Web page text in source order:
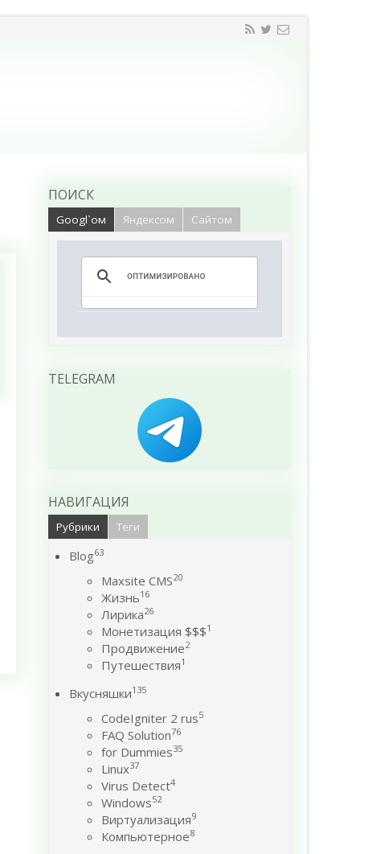
ПОИСК
Googl`ом Яндексом Сайтом
TELEGRAM
НАВИГАЦИЯ
Рубрики Теги
Blog63
Maxsite CMS20
Жизнь16
Лирика26
Монетизация $$$1
Продвижение2
Путешествия1
Вкусняшки135
CodeIgniter 2 rus5
FAQ Solution76
for Dummies35
Linux37
Virus Detect4
Windows52
Виртуализация9
Компьютерное8